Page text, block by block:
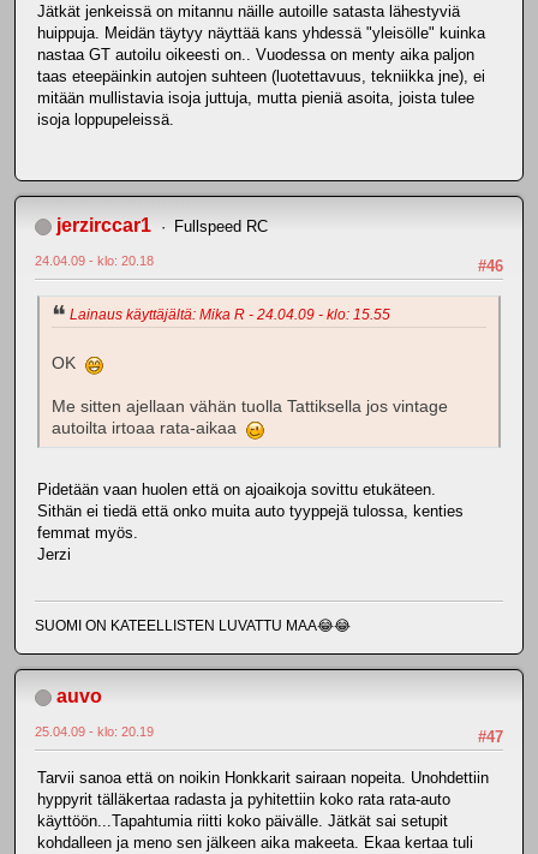
Jätkät jenkeissä on mitannu näille autoille satasta lähestyviä
huippuja. Meidän täytyy näyttää kans yhdessä "yleisölle" kuinka
nastaa GT autoilu oikeesti on.. Vuodessa on menty aika paljon
taas eteepäinkin autojen suhteen (luotettavuus, tekniikka jne), ei
mitään mullistavia isoja juttuja, mutta pieniä asoita, joista tulee
isoja loppupeleissä.
jerzirccar1 Fullspeed RC
#46
24.04.09 - klo: 20.18
Lainaus käyttäjältä: Mika R - 24.04.09 - klo: 15.55
OK
Me sitten ajellaan vähän tuolla Tattiksella jos vintage
autoilta irtoaa rata-aikaa
Pidetään vaan huolen että on ajoaikoja sovittu etukäteen.
Sithän ei tiedä että onko muita auto tyyppejä tulossa, kenties
femmat myös.
Jerzi
SUOMI ON KATEELLISTEN LUVATTU MAA😂😂
auvo
#47
25.04.09 - klo: 20.19
Tarvii sanoa että on noikin Honkkarit sairaan nopeita. Unohdettiin
hyppyrit tälläkertaa radasta ja pyhitettiin koko rata rata-auto
käyttöön...Tapahtumia riitti koko päivälle. Jätkät sai setupit
kohdalleen ja meno sen jälkeen aika makeeta. Ekaa kertaa tuli